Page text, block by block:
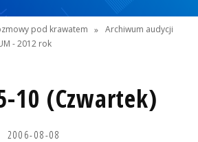
pod krawatem » Archiwum audycji
- 2012 rok
10 (Czwartek)
2006-08-08